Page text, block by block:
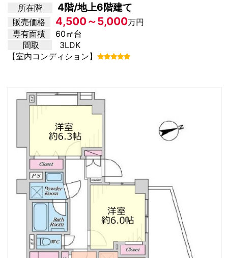
所在階 4階/地上6階建て
販売価格 4,500～5,000万円
専有面積
60㎡台
間取
3LDK
【室内コンディション】